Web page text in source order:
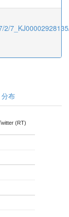
2/
分布
(RT)